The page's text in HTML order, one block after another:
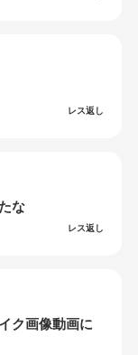
レス返し
な
レス返し
ク画像動画に